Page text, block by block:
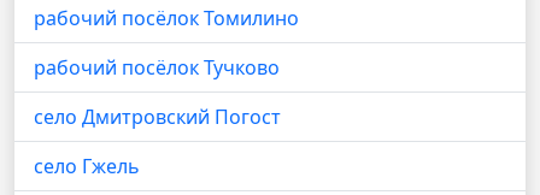
рабочий посёлок Томилино
рабочий посёлок Тучково
село Дмитровский Погост
село Гжель